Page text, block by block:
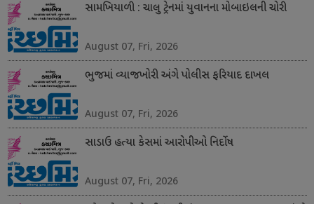
સામખિયાળી : ચાલુ ટ્રેનમાં યુવાનના મોબાઇલની ચોરી
August 07, Fri, 2026
ભુજમાં વ્યાજખોરી અંગે પોલીસ ફરિયાદ દાખલ
August 07, Fri, 2026
સાડાઉ હત્યા કેસમાં આરોપીઓ નિર્દોષ
August 07, Fri, 2026